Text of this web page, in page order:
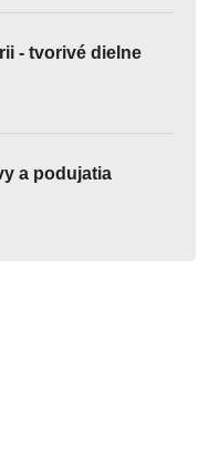
- tvorivé dielne
a podujatia